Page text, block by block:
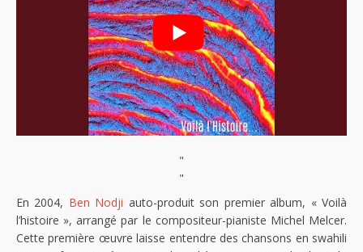
"
"
En 2004, Ben Nodji auto-produit son premier album, « Voilà
l’histoire », arrangé par le compositeur-pianiste Michel Melcer.
Cette première œuvre laisse entendre des chansons en swahili